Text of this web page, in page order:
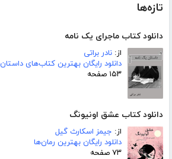
تازه‌ها
دانلود کتاب ماجرای یک نامه
از: نادر براتی
دانلود رایگان بهترین کتاب‌های داستان
۱۵۳ صفحه
دانلود کتاب عشق اونیونگ
از: جیمز اسکارث گیل
دانلود رایگان بهترین رمان‌ها
۷۳ صفحه